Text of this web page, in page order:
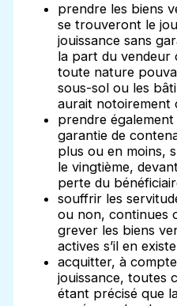
prendre les biens
se trouveront le
jouissance sans
la part du vendeur
toute nature
sous-sol ou les
aurait notoirement
prendre
garantie de
plus ou en moins,
le vingtième,
perte du
souffrir les
ou non, continues
grever les biens
actives s’il en
acquitter, à
jouissance, toutes
étant précisé que